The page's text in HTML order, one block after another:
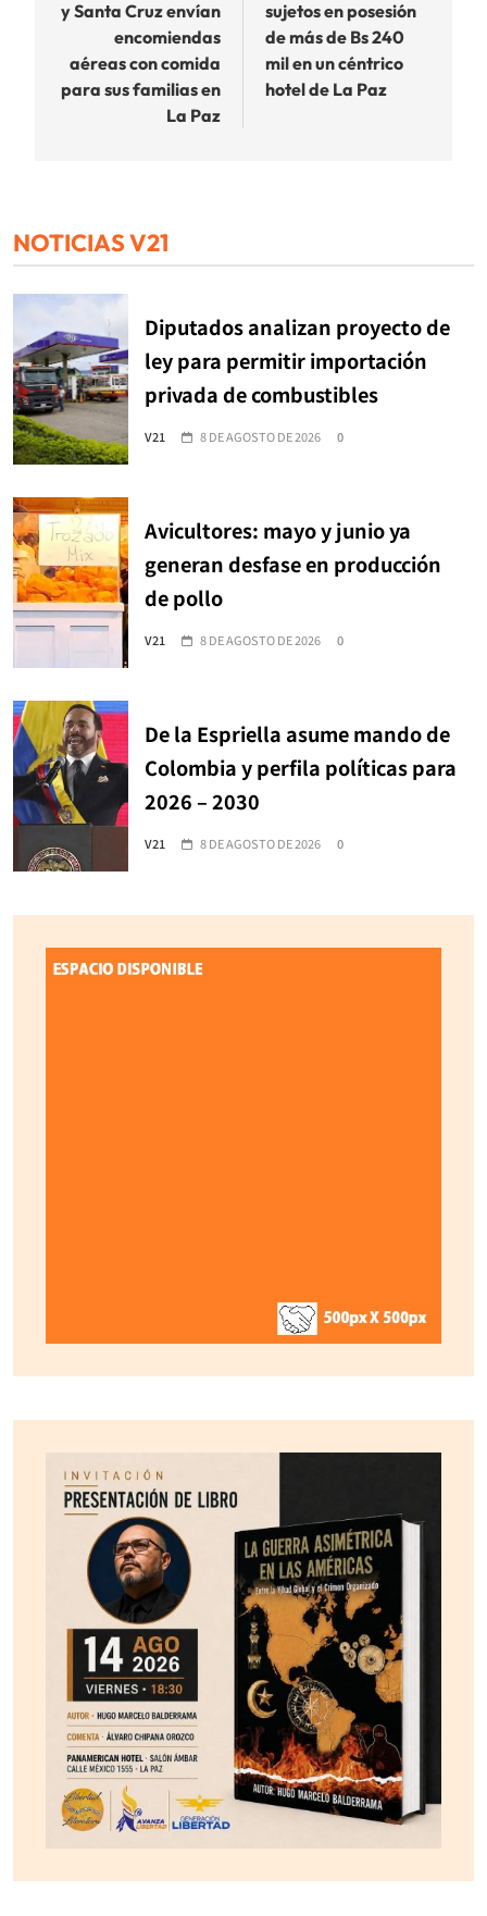
entradas
y Santa Cruz envían
encomiendas
aéreas con comida
para sus familias en
La Paz
sujetos en posesión
de más de Bs 240
mil en un céntrico
hotel de La Paz
NOTICIAS V21
Diputados analizan proyecto de
ley para permitir importación
privada de combustibles
V21 8 DE AGOSTO DE 2026 0
Avicultores: mayo y junio ya
generan desfase en producción
de pollo
V21 8 DE AGOSTO DE 2026 0
De la Espriella asume mando de
Colombia y perfila políticas para
2026 – 2030
V21 8 DE AGOSTO DE 2026 0